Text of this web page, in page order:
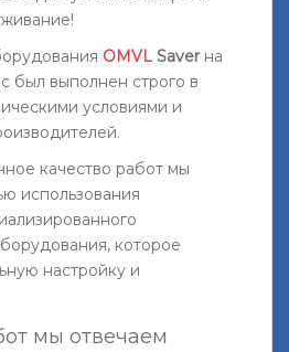
OMVL Saverна
был выполнен строго в
условиями и
качество работ мы
использования
которое
настройку и
мы отвечаем